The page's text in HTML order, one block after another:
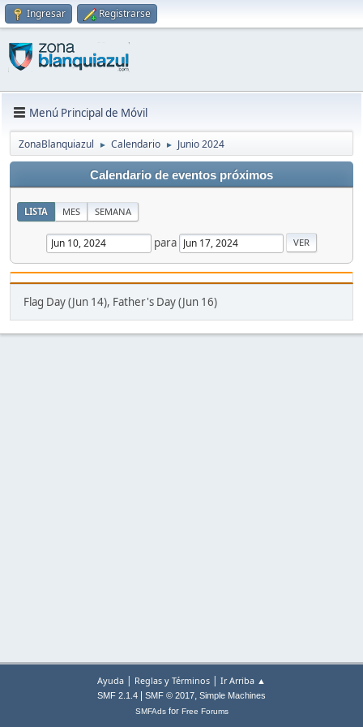
Ingresar Registrarse
Menú Principal de Móvil
ZonaBlanquiazul ► Calendario ► Junio 2024
Calendario de eventos próximos
LISTA MES SEMANA
para
Flag Day (Jun 14), Father's Day (Jun 16)
Ayuda | Reglas y Términos | Ir Arriba ▲
SMF 2.1.4 SMF © 2017, Simple Machines
SMFAdsfor Free Forums